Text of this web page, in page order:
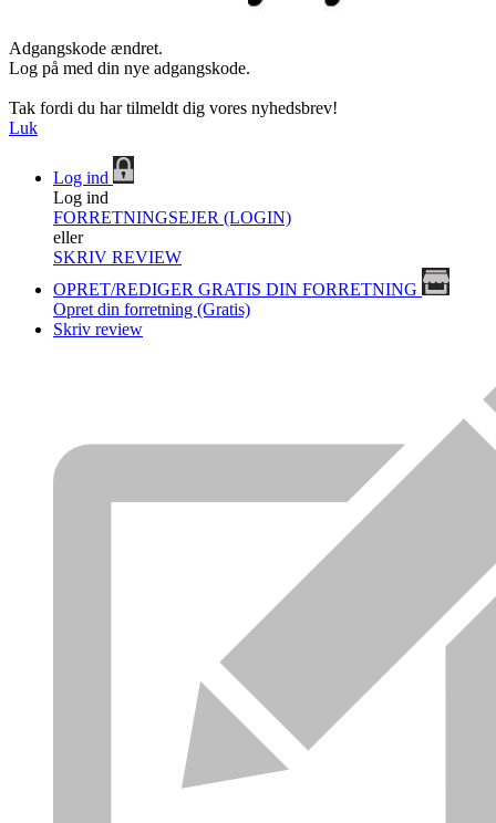
Adgangskode ændret.
Log på med din nye adgangskode.
Tak fordi du har tilmeldt dig vores nyhedsbrev!
Luk
Log ind
Log ind
FORRETNINGSEJER (LOGIN)
eller
SKRIV REVIEW
OPRET/REDIGER GRATIS DIN FORRETNING
Opret din forretning (Gratis)
Skriv review